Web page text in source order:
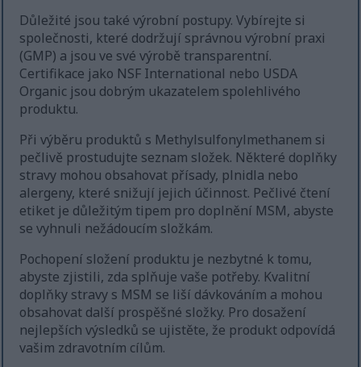
Důležité jsou také výrobní postupy. Vybírejte si
společnosti, které dodržují správnou výrobní praxi
(GMP) a jsou ve své výrobě transparentní.
Certifikace jako NSF International nebo USDA
Organic jsou dobrým ukazatelem spolehlivého
produktu.
Při výběru produktů s Methylsulfonylmethanem si
pečlivě prostudujte seznam složek. Některé doplňky
stravy mohou obsahovat přísady, plnidla nebo
alergeny, které snižují jejich účinnost. Pečlivé čtení
etiket je důležitým tipem pro doplnění MSM, abyste
se vyhnuli nežádoucím složkám.
Pochopení složení produktu je nezbytné k tomu,
abyste zjistili, zda splňuje vaše potřeby. Kvalitní
doplňky stravy s MSM se liší dávkováním a mohou
obsahovat další prospěšné složky. Pro dosažení
nejlepších výsledků se ujistěte, že produkt odpovídá
vašim zdravotním cílům.